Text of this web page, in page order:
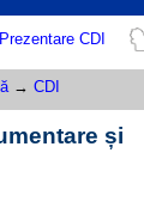
Prezentare CDI
→ CDI
și